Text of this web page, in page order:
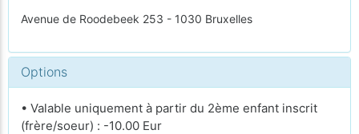
Avenue de Roodebeek 253 - 1030 Bruxelles
Options
• Valable uniquement à partir du 2ème enfant inscrit
(frère/soeur) : -10.00 Eur